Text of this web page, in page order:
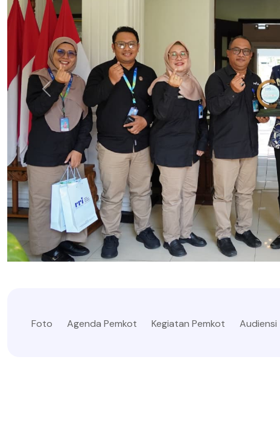
Foto Agenda Pemkot Kegiatan Pemkot Audiensi